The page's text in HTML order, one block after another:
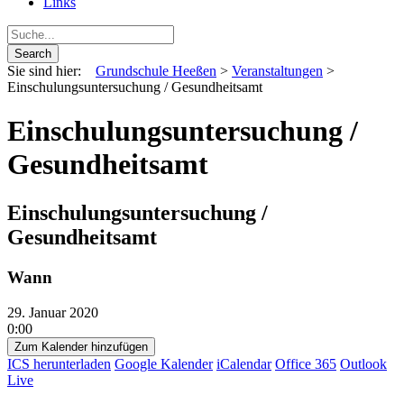
Sie sind hier: Grundschule Heeßen > Veranstaltungen >
Einschulungsuntersuchung / Gesundheitsamt
Einschulungsuntersuchung /
Gesundheitsamt
Einschulungsuntersuchung /
Gesundheitsamt
Wann
29. Januar 2020
0:00
Zum Kalender hinzufügen
ICS herunterladen Google Kalender iCalendar Office 365 Outlook
Live